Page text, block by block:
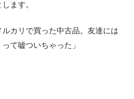
ます。
ルカリで買った中古品。友達には
て嘘ついちゃった」